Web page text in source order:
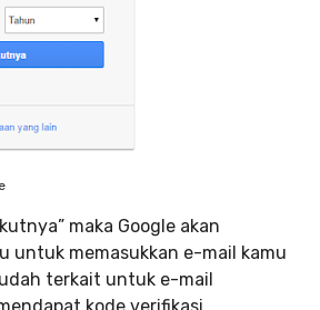
maka Google akan
untuk memasukkan e-mail kamu
terkait untuk e-mail
kode verifikasi.